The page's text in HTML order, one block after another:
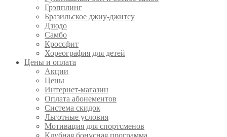
Грэпплинг
Бразильское джиу-джитсу
Дзюдо
Самбо
Кроссфит
Хореография для детей
Цены и оплата
Акции
Цены
Интернет-магазин
Оплата абонементов
Система скидок
Льготные условия
Мотивация для спортсменов
Клубная бонусная программа